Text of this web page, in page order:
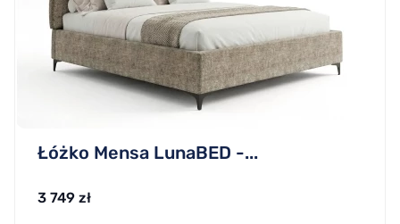
Łóżko Mensa LunaBED -...
3 749 zł